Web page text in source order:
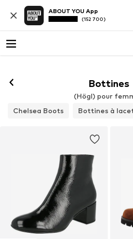
ABOUT YOU App
(152 700)
Bottines
(Högl) pour
Chelsea Boots
Bottines à